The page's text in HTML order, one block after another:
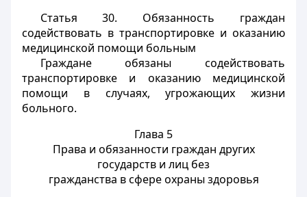
Статья 30. Обязанность граждан
содействовать в транспортировке и оказанию
медицинской помощи больным
Граждане обязаны содействовать
транспортировке и оказанию медицинской
помощи в случаях, угрожающих жизни
больного.
Глава 5
Права и обязанности граждан других
государств и лиц без
гражданства в сфере охраны здоровья